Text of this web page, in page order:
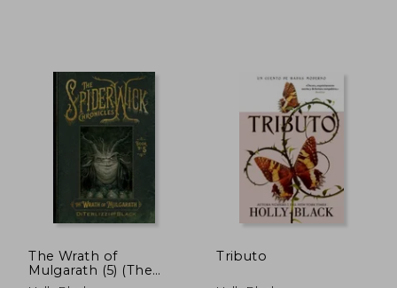
10% $ 20.511
The Wrath of
Mulgarath (5) (The
Spiderwick
Tributo